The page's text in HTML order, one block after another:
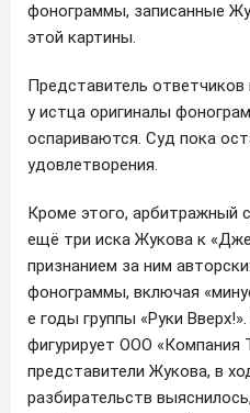
фонограммы, записанные
этой картины.
Представитель
у истца оригиналы
оспариваются. Суд пока
удовлетворения.
Кроме этого, арбитражный
ещё три иска Жукова к
признанием за ним
фонограммы, включая
е годы группы «Руки
фигурирует ООО «Компания
представители Жукова, в
разбирательств